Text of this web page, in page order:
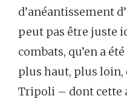
d’anéantissement
peut pas être juste
combats, qu’en a
plus haut, plus loin,
Tripoli – dont cette